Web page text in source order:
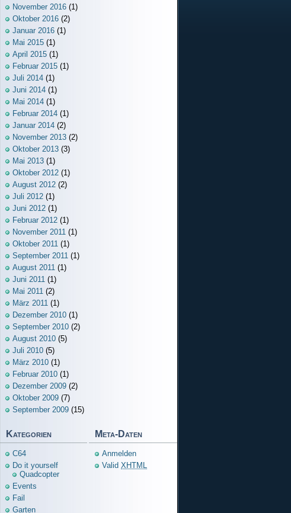
November 2016 (1)
Oktober 2016 (2)
Januar 2016 (1)
Mai 2015 (1)
April 2015 (1)
Februar 2015 (1)
Juli 2014 (1)
Juni 2014 (1)
Mai 2014 (1)
Februar 2014 (1)
Januar 2014 (2)
November 2013 (2)
Oktober 2013 (3)
Mai 2013 (1)
Oktober 2012 (1)
August 2012 (2)
Juli 2012 (1)
Juni 2012 (1)
Februar 2012 (1)
November 2011 (1)
Oktober 2011 (1)
September 2011 (1)
August 2011 (1)
Juni 2011 (1)
Mai 2011 (2)
März 2011 (1)
Dezember 2010 (1)
September 2010 (2)
August 2010 (5)
Juli 2010 (5)
März 2010 (1)
Februar 2010 (1)
Dezember 2009 (2)
Oktober 2009 (7)
September 2009 (15)
Kategorien
C64
Do it yourself
Quadcopter
Events
Fail
Garten
Meta-Daten
Anmelden
Valid XHTML